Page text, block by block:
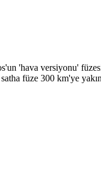
'hava versiyonu'
füze 300 km'ye